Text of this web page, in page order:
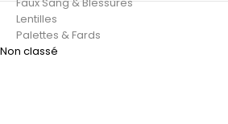
Lentilles
Palettes & Fards
Non classé